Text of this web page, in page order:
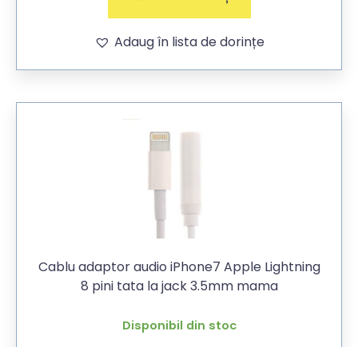
Adaug în lista de dorințe
Cablu adaptor audio iPhone7 Apple Lightning
8 pini tata la jack 3.5mm mama
Disponibil din stoc